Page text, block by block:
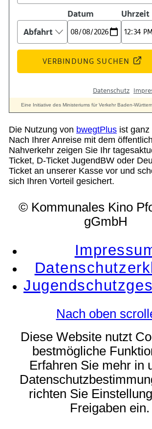
Menü Menü
Die Nutzung von bwegtPlus ist ganz
Nach Ihrer Anreise mit dem
Nahverkehr zeigen Sie Ihr
Ticket, D-Ticket JugendBW oder
Ticket an unserer Kasse vor und
sich Ihren Vorteil gesichert.
© Kommunales Kino
gGmbH
Nach oben
Diese Website nutzt
bestmögliche
Erfahren Sie mehr in
richten Sie
Freigaben ein.